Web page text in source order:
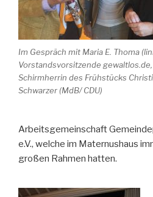
Im Gespräch mit Maria E. Thoma
Vorstandsvorsitzende
Schirmherrin des Frühstücks
Schwarzer (MdB/ CDU)
Arbeitsgemeinschaft
e.V., welche im Maternushaus
großen Rahmen hatten.